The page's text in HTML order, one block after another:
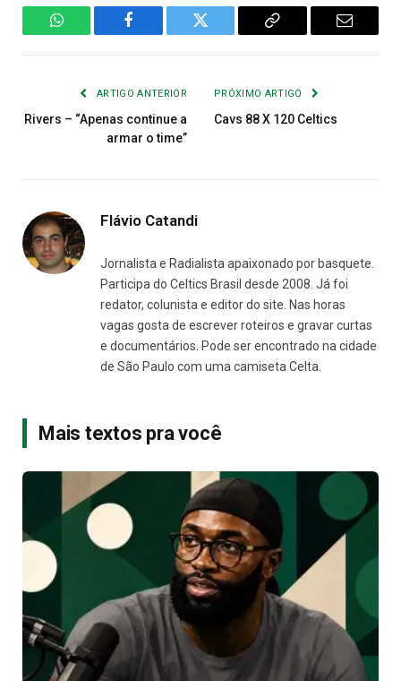
WhatsAppFacebook Twitter
Copiar
E-
ARTIGO ANTERIOR
Rivers – “Apenas continue a
armar o time”
PRÓXIMO ARTIGO
Cavs 88 X 120 Celtics
Flávio Catandi
Jornalista e Radialista apaixonado por basquete.
Participa do Celtics Brasil desde 2008. Já foi
redator, colunista e editor do site. Nas horas
vagas gosta de escrever roteiros e gravar curtas
e documentários. Pode ser encontrado na cidade
de São Paulo com uma camiseta Celta.
Mais textos pra você